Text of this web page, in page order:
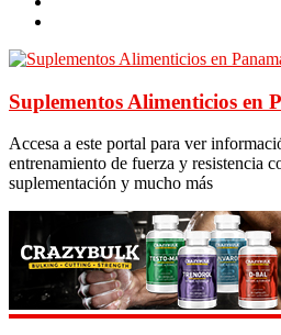
Suplementos Alimenticios en
Accesa a este portal para ver
entrenamiento de fuerza y resistencia
suplementación y mucho más